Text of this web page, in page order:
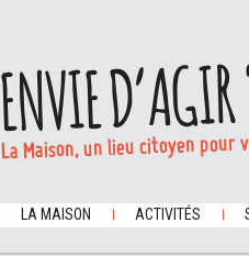
ENVIE
La Maison, un lieu citoyen
LA MAISON ACTIVITÉS